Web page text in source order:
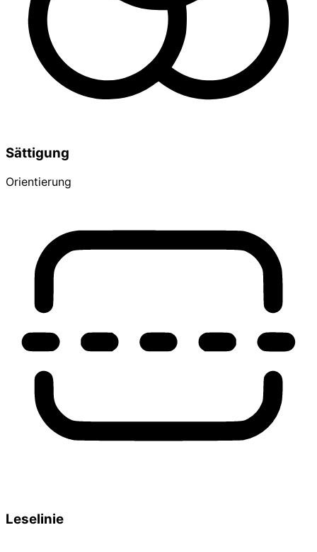
Sättigung
Orientierung
Leselinie